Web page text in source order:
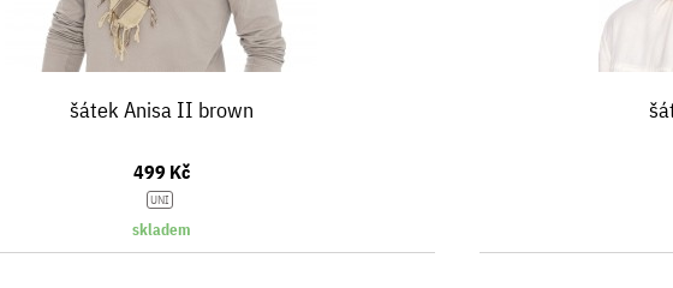
šátek Anisa II brown
499 Kč
UNI
skladem